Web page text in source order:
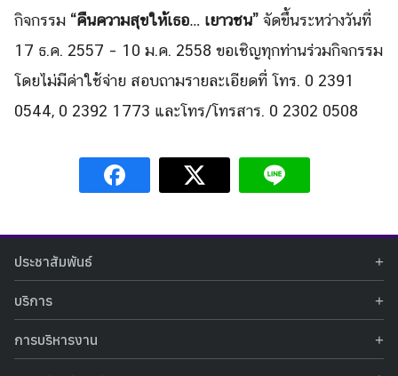
กิจกรรม “คืนความสุขให้เธอ… เยาวชน” จัดขึ้นระหว่างวันที่
17 ธ.ค. 2557 – 10 ม.ค. 2558 ขอเชิญทุกท่านร่วมกิจกรรม
โดยไม่มีค่าใช้จ่าย สอบถามรายละเอียดที่ โทร. 0 2391
0544, 0 2392 1773 และโทร/โทรสาร. 0 2302 0508
ประชาสัมพันธ์
ข่าวประชาสัมพันธ์
ข่าวกิจกรรม
บริการ
ท้องฟ้าจำลอง
นิทรรศการถาวร
การบริหารงาน
รายงานผลการดำเนินงาน